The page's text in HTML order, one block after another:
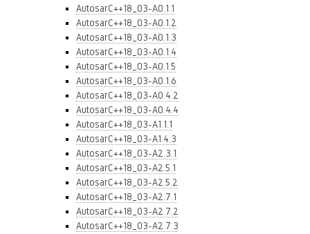
AutosarC++18_03-A0.1.1
AutosarC++18_03-A0.1.2
AutosarC++18_03-A0.1.3
AutosarC++18_03-A0.1.4
AutosarC++18_03-A0.1.5
AutosarC++18_03-A0.1.6
AutosarC++18_03-A0.4.2
AutosarC++18_03-A0.4.4
AutosarC++18_03-A1.1.1
AutosarC++18_03-A1.4.3
AutosarC++18_03-A2.3.1
AutosarC++18_03-A2.5.1
AutosarC++18_03-A2.5.2
AutosarC++18_03-A2.7.1
AutosarC++18_03-A2.7.2
AutosarC++18_03-A2.7.3